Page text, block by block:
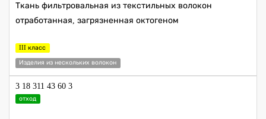
Ткань фильтровальная из текстильных волокон
отработанная, загрязненная октогеном
III класс
Изделия из нескольких волокон
3 18 311 43 60 3
отход